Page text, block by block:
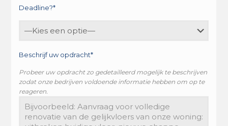
Deadline?*
Beschrijf uw opdracht*
Probeer uw opdracht zo gedetailleerd mogelijk te beschrijven
zodat onze bedrijven voldoende informatie hebben om op te
reageren.